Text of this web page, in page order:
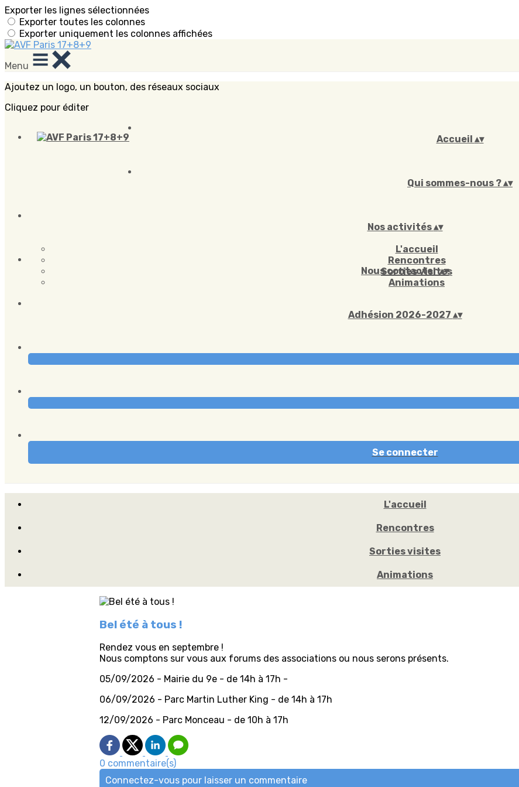
Exporter les lignes sélectionnées
Exporter toutes les colonnes
Exporter uniquement les colonnes affichées
Menu
Ajoutez un logo, un bouton, des réseaux sociaux
Cliquez pour éditer
Accueil ▴▾
Qui sommes-nous ?▴▾
Nos activités▴▾
L'accueil
Rencontres
Sorties visites
Animations
Nous contacter▴▾
Adhésion 2026-2027 ▴▾
Se connecter
L'accueil
Rencontres
Sorties visites
Animations
Bel été à tous !
Rendez vous en septembre !
Nous comptons sur vous aux forums des associations ou nous serons présents.
05/09/2026 - Mairie du 9e - de 14h à 17h -
06/09/2026 - Parc Martin Luther King - de 14h à 17h
12/09/2026 - Parc Monceau - de 10h à 17h
0 commentaire(s)
Connectez-vous pour laisser un commentaire